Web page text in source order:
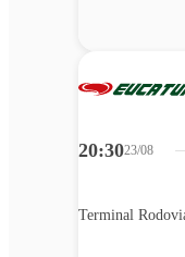
20:3023/08
Terminal